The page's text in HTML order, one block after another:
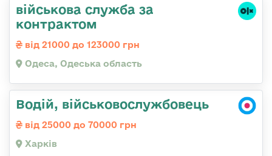
військова служба за
контрактом
від 21000 до 123000 грн
Одеса, Одеська область
Водій, військовослужбовець
від 25000 до 70000 грн
Харків